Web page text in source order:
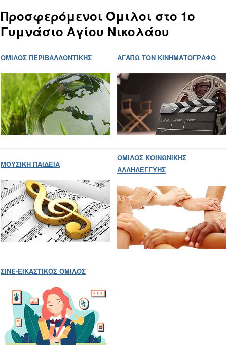
Προσφερόμενοι Όμιλοι στο 1ο
Γυμνάσιο Αγίου Νικολάου
ΟΜΙΛΟΣ ΠΕΡΙΒΑΛΛΟΝΤΙΚΗΣ ΑΓΑΠΩ ΤΟΝ ΚΙΝΗΜΑΤΟΓΡΑΦΟ
ΜΟΥΣΙΚΗ ΠΑΙΔΕΙΑ
ΟΜΙΛΟΣ ΚΟΙΝΩΝΙΚΗΣ
ΑΛΛΗΛΕΓΓΥΗΣ
ΣΙΝΕ-ΕΙΚΑΣΤΙΚΟΣ ΟΜΙΛΟΣ